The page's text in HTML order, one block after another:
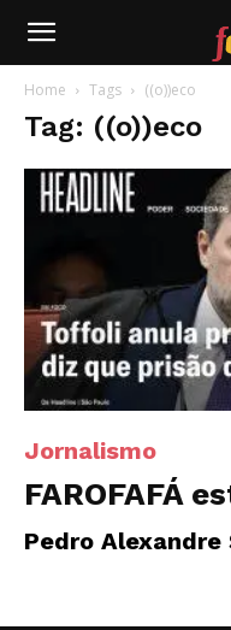
Farofafá
Home Tags ((o))eco
Tag: ((o))eco
Jornalismo
FAROFAFÁ
Pedro Alexandre